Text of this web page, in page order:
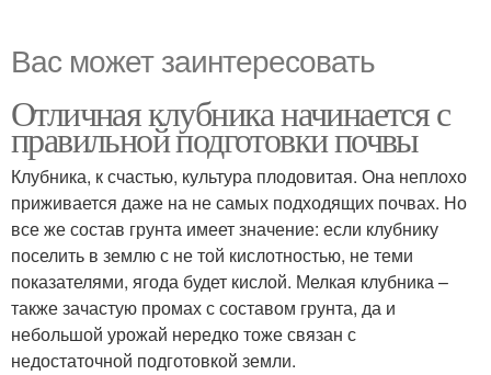
Вас может заинтересовать
Отличная клубника начинается с
правильной подготовки почвы
Клубника, к счастью, культура плодовитая. Она неплохо
приживается даже на не самых подходящих почвах. Но
все же состав грунта имеет значение: если клубнику
поселить в землю с не той кислотностью, не теми
показателями, ягода будет кислой. Мелкая клубника –
также зачастую промах с составом грунта, да и
небольшой урожай нередко тоже связан с
недостаточной подготовкой земли.